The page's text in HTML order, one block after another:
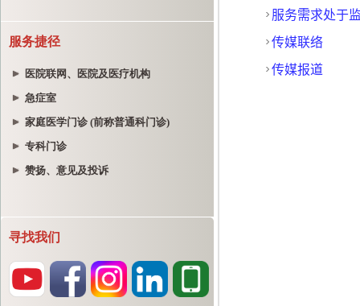
服务捷径
医院联网、医院及医疗机构
急症室
家庭医学门诊 (前称普通科门诊)
专科门诊
赞扬、意见及投诉
寻找我们